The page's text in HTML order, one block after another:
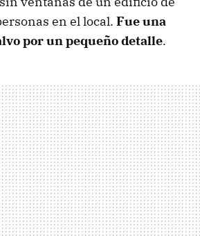
en el local. Fue una
por un pequeño detalle.